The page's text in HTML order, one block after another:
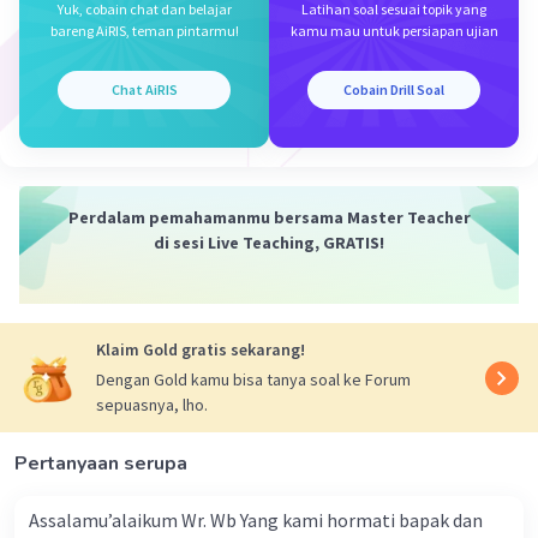
Yuk, cobain chat dan belajar
bareng AiRIS, teman pintarmu!
Chat AiRIS
Latihan soal sesuai topik yang
kamu mau untuk persiapan ujian
Cobain Drill Soal
Perdalam pemahamanmu bersama Master Teacher
di sesi Live Teaching, GRATIS!
Klaim Gold gratis sekarang!
Dengan Gold kamu bisa tanya soal ke Forum
sepuasnya, lho.
Pertanyaan serupa
Assalamu’alaikum Wr. Wb Yang kami hormati bapak dan